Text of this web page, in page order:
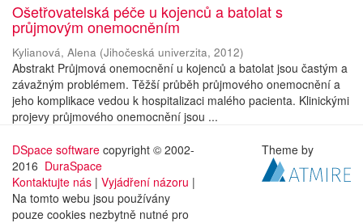
Ošetřovatelská péče u kojenců a batolat s
průjmovým onemocněním
Kylianová, Alena (Jihočeská univerzita, 2012)
Abstrakt Průjmová onemocnění u kojenců a batolat jsou častým a
závažným problémem. Těžší průběh průjmového onemocnění a
jeho komplikace vedou k hospitalizaci malého pacienta. Klinickými
projevy průjmového onemocnění jsou ...
DSpace software copyright © 2002-
2016 DuraSpace
Kontaktujte nás | Vyjádření názoru |
Na tomto webu jsou používány
pouze cookies nezbytně nutné pro
Theme by